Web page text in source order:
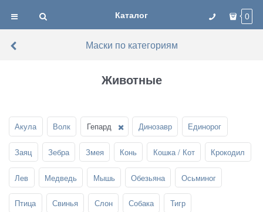
Каталог 0
Маски по категориям
Животные
Акула Волк Гепард Динозавр Единорог
Заяц Зебра Змея Конь Кошка / Кот Крокодил
Лев Медведь Мышь Обезьяна Осьминог
Птица Свинья Слон Собака Тигр